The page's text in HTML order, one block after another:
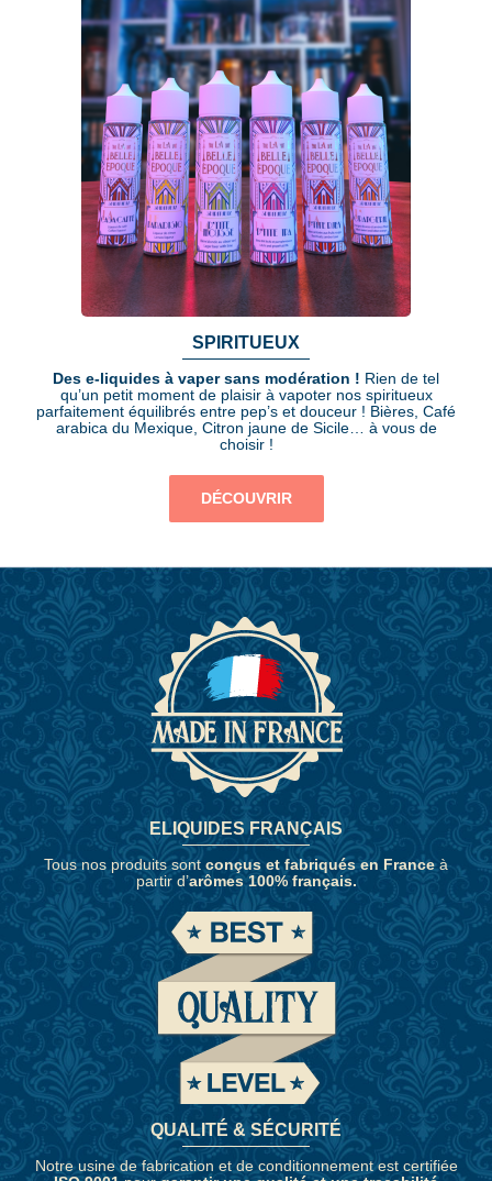
SPIRITUEUX
Des e-liquides à vaper sans modération ! Rien de tel
qu’un petit moment de plaisir à vapoter nos spiritueux
parfaitement équilibrés entre pep’s et douceur ! Bières, Café
arabica du Mexique, Citron jaune de Sicile… à vous de
choisir !
DÉCOUVRIR
ELIQUIDES FRANÇAIS
Tous nos produits sont conçus et fabriqués en Franceà
partir d’arômes 100% français.
QUALITÉ & SÉCURITÉ
Notre usine de fabrication et de conditionnement est certifiée